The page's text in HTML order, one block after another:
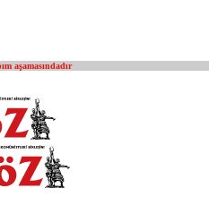
aşamasındadır